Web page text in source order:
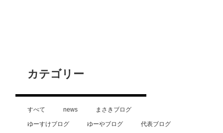
カテゴリー
すべて news まさきブログ
ゆーすけブログ ゆーやブログ 代表ブログ